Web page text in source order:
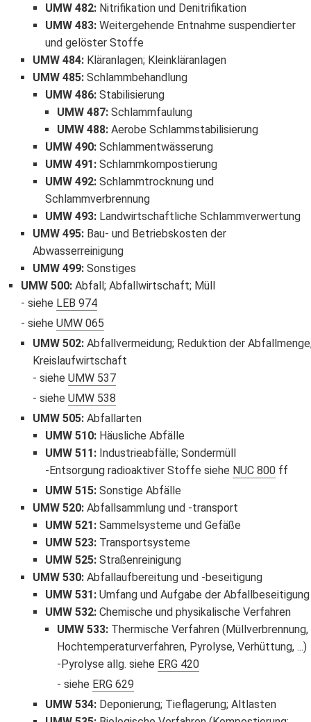
UMW 482:Nitrifikation und Denitrifikation
UMW 483:Weitergehende Entnahme suspendierter
und gelöster Stoffe
UMW 484: Kläranlagen; Kleinkläranlagen
UMW 485: Schlammbehandlung
UMW 486:Stabilisierung
UMW 487: Schlammfaulung
UMW 488: Aerobe Schlammstabilisierung
UMW 490:Schlammentwässerung
UMW 491:Schlammkompostierung
UMW 492:Schlammtrocknung und
Schlammverbrennung
UMW 493:Landwirtschaftliche Schlammverwertung
UMW 495: Bau- und Betriebskosten der
Abwasserreinigung
UMW 499: Sonstiges
UMW 500:Abfall; Abfallwirtschaft; Müll
siehe LEB 974
siehe UMW 065
UMW 502: Abfallvermeidung; Reduktion der
Kreislaufwirtschaft
sieheUMW 537
sieheUMW 538
UMW 505: Abfallarten
UMW 510:Häusliche Abfälle
UMW 511:Industrieabfälle; Sondermüll
Entsorgung radioaktiver Stoffe siehe NUC 800ff
UMW 515:Sonstige Abfälle
UMW 520: Abfallsammlung und -transport
UMW 521:Sammelsysteme und Gefäße
UMW 523:Transportsysteme
UMW 525:Straßenreinigung
UMW 530: Abfallaufbereitung und -beseitigung
UMW 531:Umfang und Aufgabe der Abfallbeseitigung
UMW 532:Chemische und physikalische Verfahren
UMW 533: Thermische Verfahren (Müllverbrennung,
Hochtemperaturverfahren, Pyrolyse, Verhüttung, ...)
Pyrolyse allg. siehe ERG 420
siehe ERG 629
UMW 534:Deponierung; Tieflagerung; Altlasten